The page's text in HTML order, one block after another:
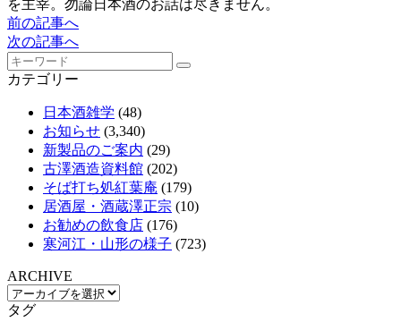
を主宰。勿論日本酒のお話は尽きません。
前の記事へ
次の記事へ
カテゴリー
日本酒雑学 (48)
お知らせ (3,340)
新製品のご案内 (29)
古澤酒造資料館 (202)
そば打ち処紅葉庵 (179)
居酒屋・酒蔵澤正宗 (10)
お勧めの飲食店 (176)
寒河江・山形の様子 (723)
ARCHIVE
タグ